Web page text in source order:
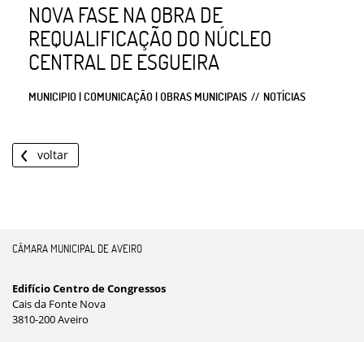
NOVA FASE NA OBRA DE
REQUALIFICAÇÃO DO NÚCLEO
CENTRAL DE ESGUEIRA
MUNICIPIO | COMUNICAÇÃO | OBRAS MUNICIPAIS NOTÍCIAS
voltar
CÂMARA MUNICIPAL DE AVEIRO
Edifício Centro de Congressos
Cais da Fonte Nova
3810-200 Aveiro